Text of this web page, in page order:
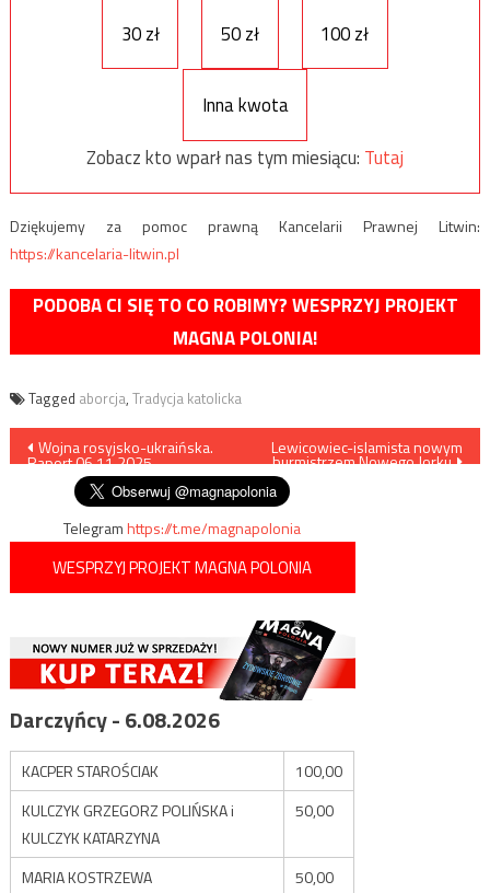
30 zł
50 zł 100 zł
Inna kwota
Zobacz kto wparł nas tym miesiącu: Tutaj
Dziękujemy za pomoc prawną Kancelarii Prawnej Litwin:
https://kancelaria-litwin.pl
PODOBA CI SIĘ TO CO ROBIMY? WESPRZYJ PROJEKT
MAGNA POLONIA!
Tagged aborcja, Tradycja katolicka
Nawigacja
wpisu
Wojna rosyjsko-ukraińska.
Raport 06.11.2025
Lewicowiec-islamista nowym
burmistrzem Nowego Jorku
Telegramhttps://t.me/magnapolonia
WESPRZYJ PROJEKT MAGNA POLONIA
Darczyńcy - 6.08.2026
KACPER STAROŚCIAK
100,00
KULCZYK GRZEGORZ POLIŃSKA i
KULCZYK KATARZYNA
50,00
MARIA KOSTRZEWA 50,00